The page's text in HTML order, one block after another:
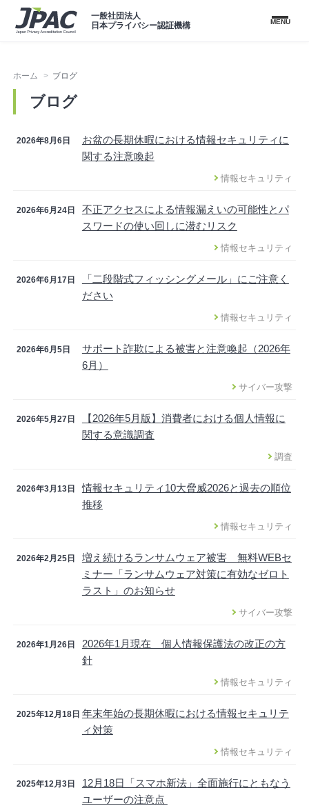
一般社団法人
日本プライバシー認証機構
MENU
ホーム ブログ
ブログ
2026年8月6日
お盆の長期休暇における情報セキュリティに
関する注意喚起
情報セキュリティ
2026年6月24日
不正アクセスによる情報漏えいの可能性とパ
スワードの使い回しに潜むリスク
情報セキュリティ
2026年6月17日
「二段階式フィッシングメール」にご注意く
ださい
情報セキュリティ
2026年6月5日
サポート詐欺による被害と注意喚起（2026年
6月）
サイバー攻撃
2026年5月27日
【2026年5月版】消費者における個人情報に
関する意識調査
調査
2026年3月13日
情報セキュリティ10大脅威2026と過去の順位
推移
情報セキュリティ
2026年2月25日
増え続けるランサムウェア被害 無料WEBセ
ミナー「ランサムウェア対策に有効なゼロト
ラスト」のお知らせ
サイバー攻撃
2026年1月26日
2026年1月現在 個人情報保護法の改正の方
針
情報セキュリティ
2025年12月18日 年末年始の長期休暇における情報セキュリテ
ィ対策
情報セキュリティ
2025年12月3日
12月18日「スマホ新法」全面施行にともなう
ユーザーの注意点